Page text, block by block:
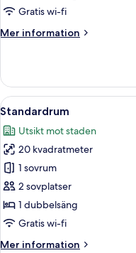
Gratis wi-fi
Mer information
Mer
rum
Öppna
alla
foton
för
Standardrum
12
Standardrum
Utsikt mot staden
20 kvadratmeter
1 sovrum
2 sovplatser
1 dubbelsäng
Gratis wi-fi
Mer information
Mer